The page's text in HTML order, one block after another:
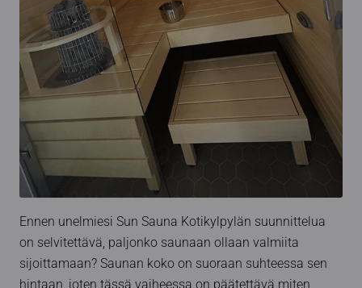
Ennen unelmiesi Sun Sauna Kotikylpylän suunnittelua
on selvitettävä, paljonko saunaan ollaan valmiita
sijoittamaan? Saunan koko on suoraan suhteessa sen
hintaan, joten tässä vaiheessa on päätettävä miten